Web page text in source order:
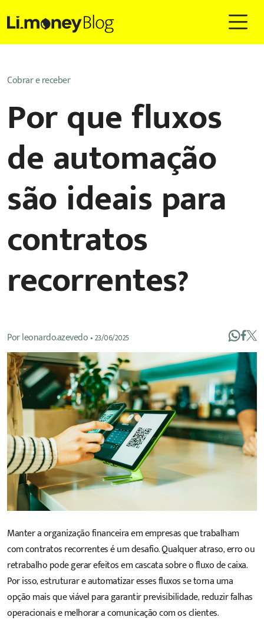
Cobrar e receber
Por que fluxos
de automação
são ideais para
contratos
recorrentes?
Porleonardo.azevedo•23/06/2025
Manter a organização financeira em empresas que trabalham
com contratos recorrentes é um desafio. Qualquer atraso, erro ou
retrabalho pode gerar efeitos em cascata sobre o fluxo de caixa.
Por isso, estruturar e automatizar esses fluxos se torna uma
opção mais que viável para garantir previsibilidade, reduzir falhas
operacionais e melhorar a comunicação com os clientes.